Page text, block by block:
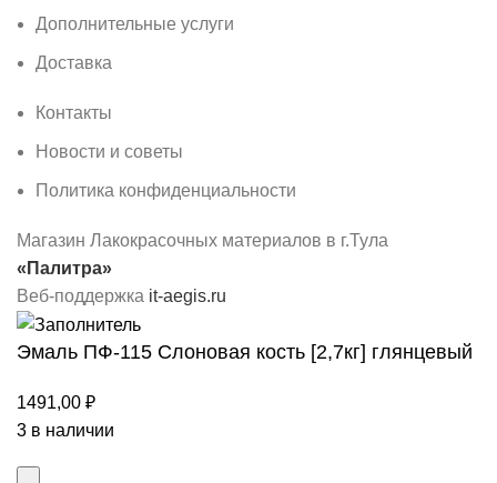
Дополнительные услуги
Доставка
Контакты
Новости и советы
Политика конфиденциальности
Магазин Лакокрасочных материалов в г.Тула
«Палитра»
Веб-поддержка it-aegis.ru
Эмаль ПФ-115 Слоновая кость [2,7кг] глянцевый
1491,00 ₽
3 в наличии